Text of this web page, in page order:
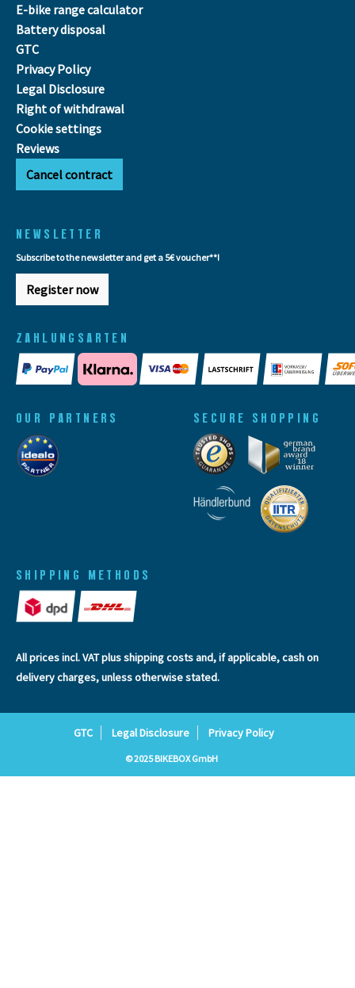
E-bike range calculator
Battery disposal
GTC
Privacy Policy
Legal Disclosure
Right of withdrawal
Cookie settings
Reviews
Cancel contract
NEWSLETTER
Subscribe to the newsletter and get a 5€ voucher**!
Register now
ZAHLUNGSARTEN
SHIPPING METHODS
OUR PARTNERS SECURE SHOPPING
All prices incl. VAT plusshipping costsand, if applicable, cash on
delivery charges, unless otherwise stated.
GTC Legal Disclosure Privacy Policy
© 2025 BIKEBOX GmbH